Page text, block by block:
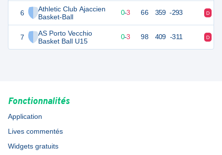
6
Athletic Club Ajaccien
Basket-Ball
7
AS Porto Vecchio
Basket Ball U15
3 12 0-3 66 359 -293 D
3 0-3 98 409 -311 D
Fonctionnalités
Application
Lives commentés
Widgets gratuits